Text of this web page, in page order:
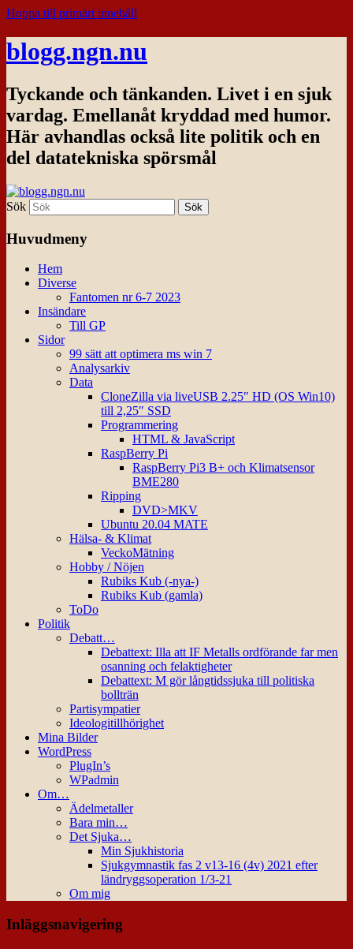
Hoppa till primärt innehåll
blogg.ngn.nu
Tyckande och tänkanden. Livet i en sjuk
vardag. Emellanåt kryddad med humor.
Här avhandlas också lite politik och en
del datatekniska spörsmål
Sök
Huvudmeny
Hem
Diverse
Fantomen nr 6-7 2023
Insändare
Till GP
Sidor
99 sätt att optimera ms win 7
Analysarkiv
Data
CloneZilla via liveUSB 2.25″ HD (OS Win10)
till 2,25″ SSD
Programmering
HTML & JavaScript
RaspBerry Pi
RaspBerry Pi3 B+ och Klimatsensor
BME280
Ripping
DVD>MKV
Ubuntu 20.04 MATE
Hälsa- & Klimat
VeckoMätning
Hobby / Nöjen
Rubiks Kub (-nya-)
Rubiks Kub (gamla)
ToDo
Politik
Debatt…
Debattext: Illa att IF Metalls ordförande far men
osanning och felaktigheter
Debattext: M gör långtidssjuka till politiska
bollträn
Partisympatier
Ideologitillhörighet
Mina Bilder
WordPress
PlugIn’s
WPadmin
Om…
Ädelmetaller
Bara min…
Det Sjuka…
Min Sjukhistoria
Sjukgymnastik fas 2 v13-16 (4v) 2021 efter
ländryggsoperation 1/3-21
Om mig
Inläggsnavigering